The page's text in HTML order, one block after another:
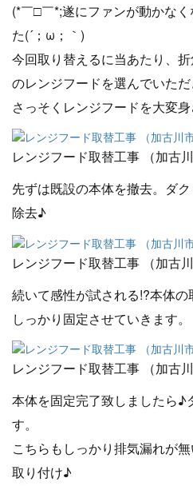
(*￣□￣*;遂にファンが動かな
た(´；ω；｀)
今回取り替えるに当あたり、
のレンジフードを選んでいた
さっそくレンジフードを大変
レンジフード取替工事 （加古
先ずは既設の本体を撤去。ダ
除去♪
レンジフード取替工事 （加古
続いて感性が試される!?本体
しっかり固定させていきます。
レンジフード取替工事 （加古
本体を固定完了致しましたら♪
す。
こちらもしっかり排気漏れが
取り付け♪